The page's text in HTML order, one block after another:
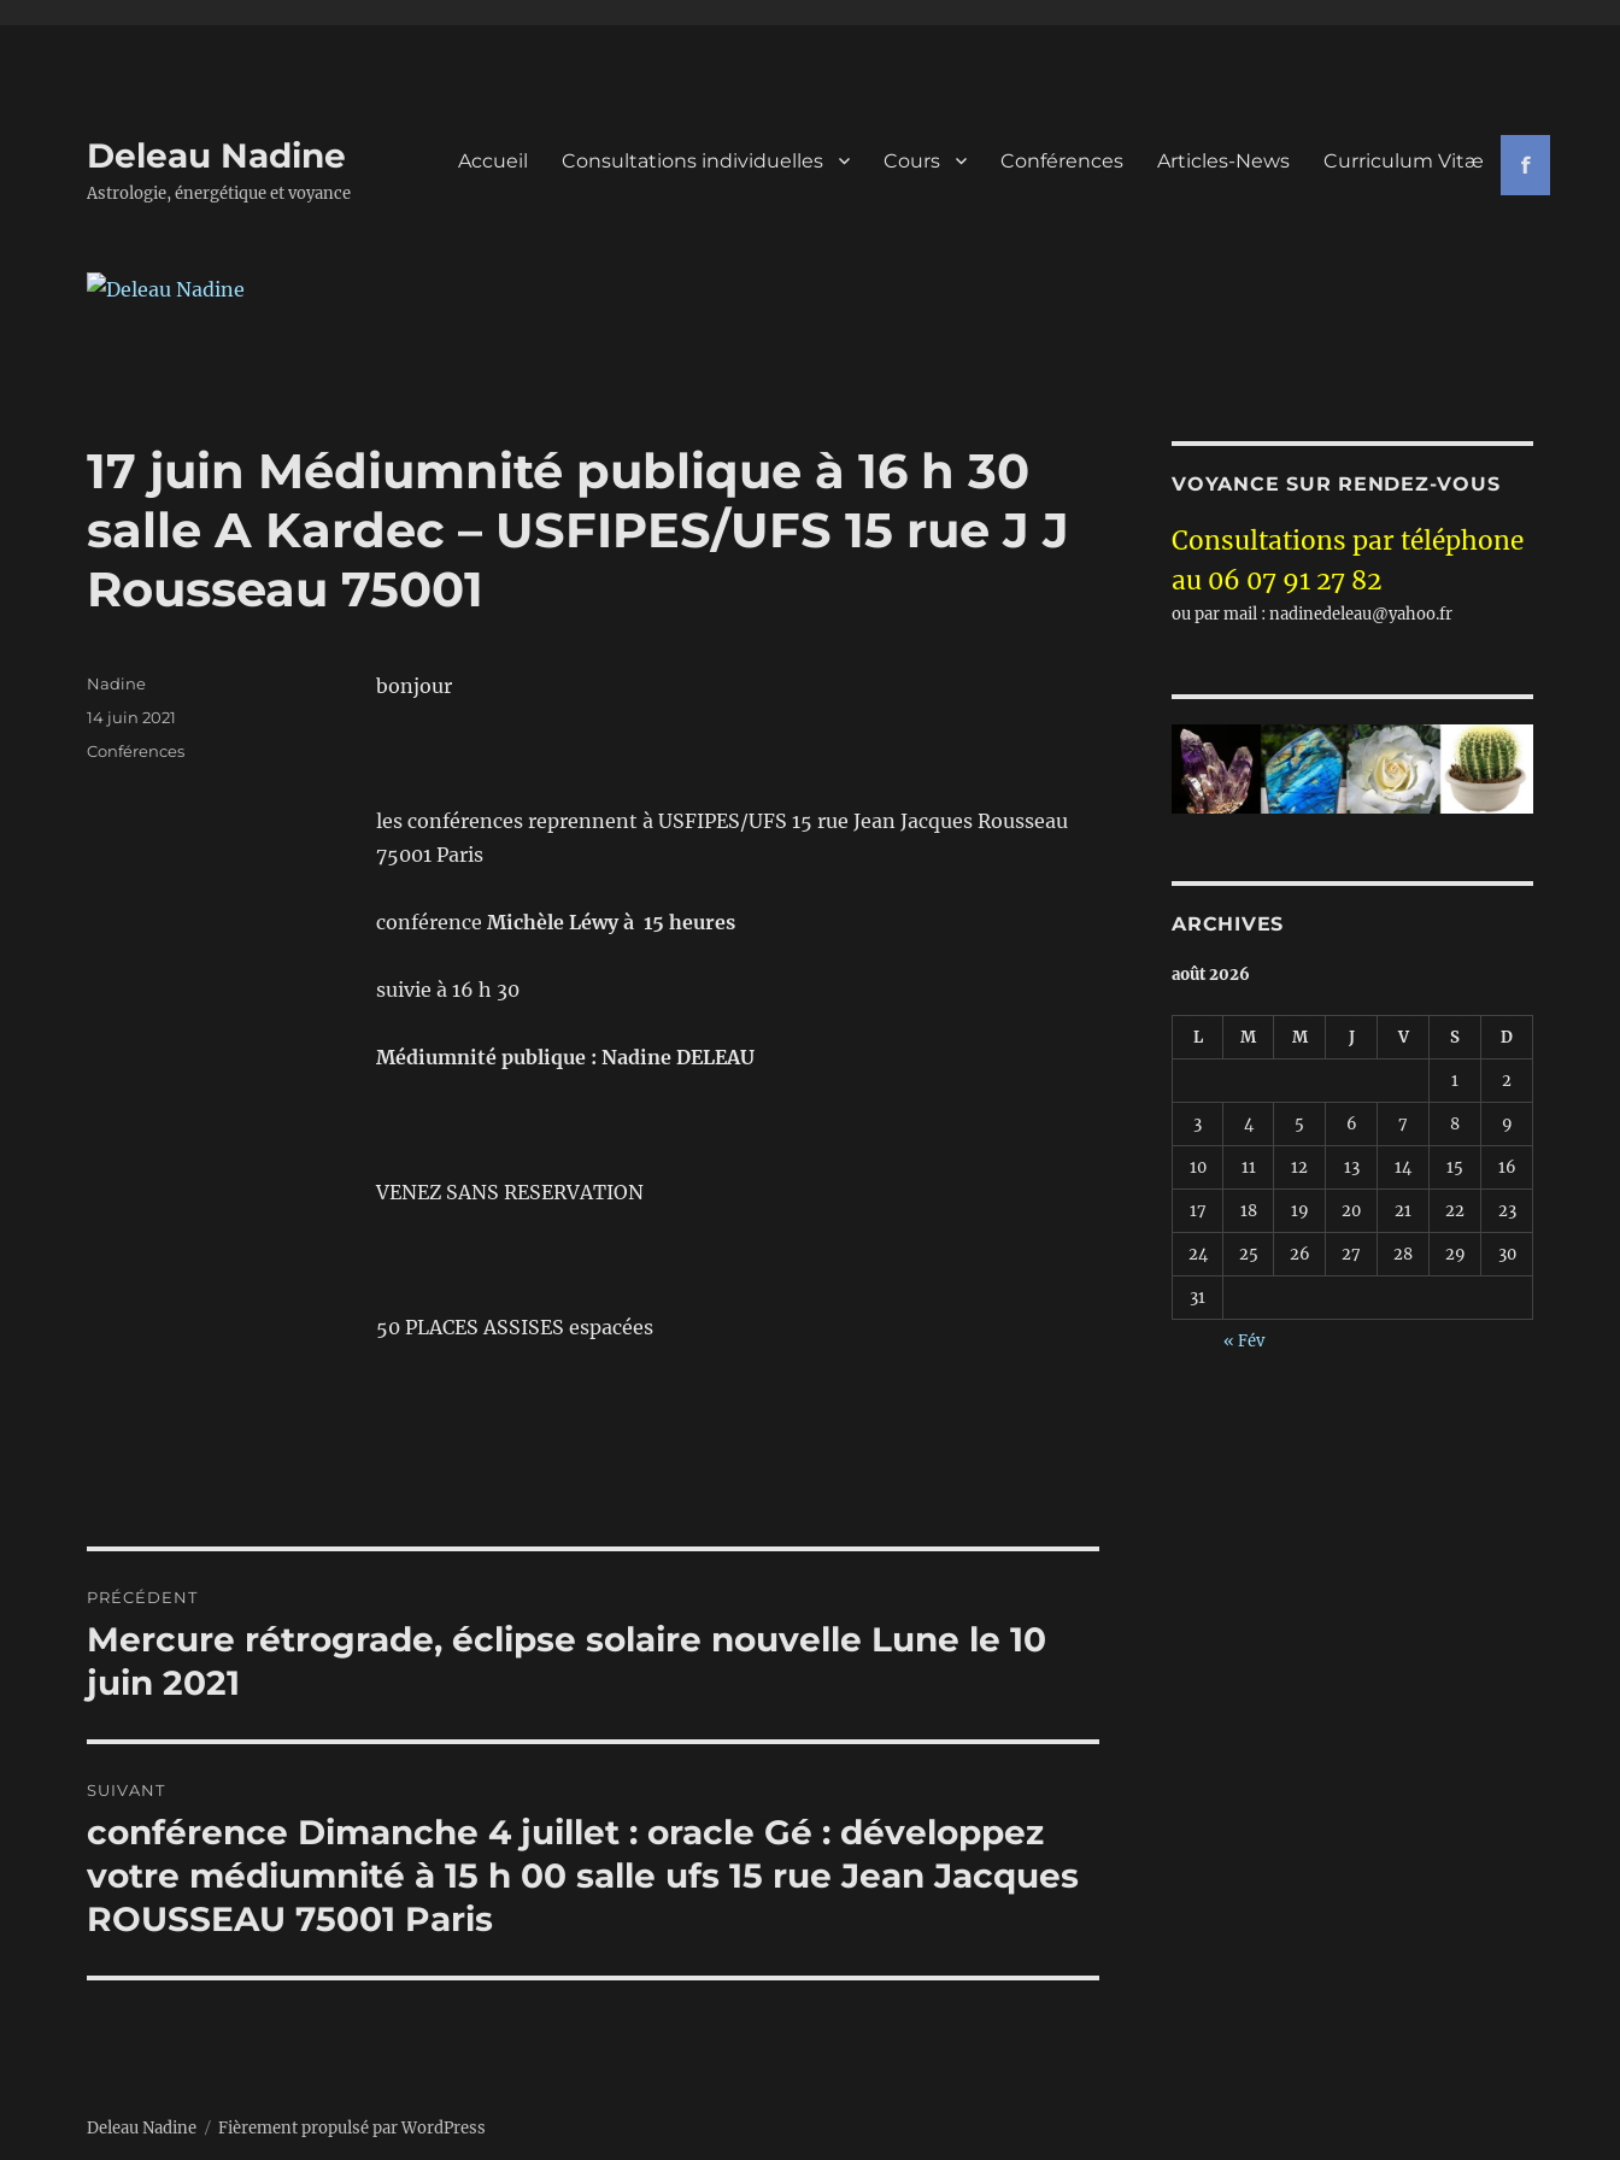
Deleau Nadine
Astrologie, énergétique et voyance
Accueil Consultations individuelles Cours Conférences Articles-News Curriculum Vitæ f
17 juin Médiumnité publique à 16 h 30
salle A Kardec – USFIPES/UFS 15 rue J J
Rousseau 75001
bonjour
les conférences reprennent à USFIPES/UFS 15 rue Jean Jacques Rousseau
75001 Paris
conférence Michèle Léwy à 15 heures
suivie à 16 h 30
Médiumnité publique : Nadine DELEAU
VENEZ SANS RESERVATION
50 PLACES ASSISES espacées
Auteur
Nadine
Publié
le
14 juin 2021
Catégories
Conférences
de
l’article
PRÉCÉDENT
Publication
précédente :
Mercure rétrograde, éclipse solaire nouvelle Lune le 10
juin 2021
SUIVANT
Publication
suivante :
conférence Dimanche 4 juillet : oracle Gé : développez
votre médiumnité à 15 h 00 salle ufs 15 rue Jean Jacques
ROUSSEAU 75001 Paris
VOYANCE SUR RENDEZ-VOUS
Consultations par téléphone
au 06 07 91 27 82
ou par mail : nadinedeleau@yahoo.fr
ARCHIVES
août 2026
L M M J V S D
1 2
3 4 5 6 7 8 9
10 11 12 13 14 15 16
17 18 19 20 21 22 23
24 25 26 27 28 29 30
31
« Fév
Deleau Nadine Fièrement propulsé par WordPress